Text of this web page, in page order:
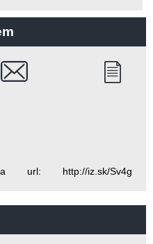
url: http://iz.sk/Sv4g